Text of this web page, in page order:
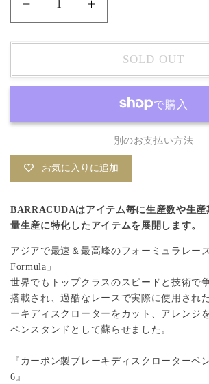
BARRACUDA
/
カ
ボ
製
レ
デ
ス
ク
ロ
ー
タ
ペ
BARRACUDA
/
カ
ボ
製
レ
デ
ス
ロ
ー
タ
SOLD OUT
別のお支払い方法
お気に入りに追加
BARRACUDAはアイテム毎に生産数や生産
量生産に特化したアイテムを展開します。
アジアで最速＆最高峰のフォーミュラレー
Formula」
世界でもトップクラスのスピードと技術で
搭載され、過酷なレースで実際に使用され
ーキディスクローターをカット、アレンジ
ペンスタンドとして蘇らせました。
『カーボン製ブレーキディスクローターペ
6』